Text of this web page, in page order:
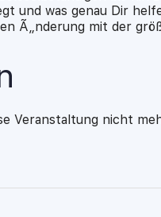
und was genau Dir
Ã„nderung mit der
Veranstaltung nicht